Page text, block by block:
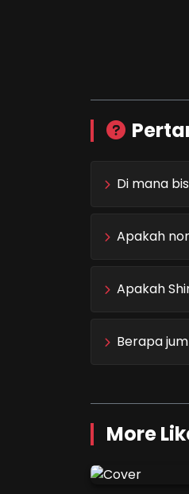
Di mana
Apakah
Apakah
Berapa
More